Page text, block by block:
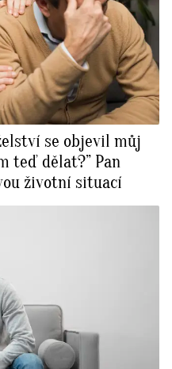
se objevil můj
teď dělat?” Pan
životní situací